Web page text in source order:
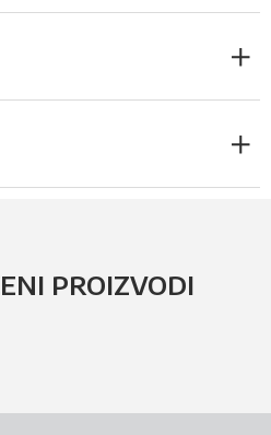
PROIZVODI